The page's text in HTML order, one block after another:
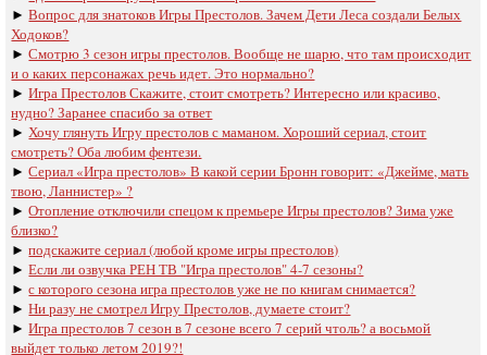
►Вопрос для знатоков Игры Престолов. Зачем Дети Леса создали Белых
Ходоков?
►Смотрю 3 сезон игры престолов. Вообще не шарю, что там происходит
и о каких персонажах речь идет. Это нормально?
►Игра Престолов Скажите, стоит смотреть? Интересно или красиво,
нудно? Заранее спасибо за ответ
► Хочу глянуть Игру престолов с маманом. Хороший сериал, стоит
смотреть? Оба любим фентези.
►Сериал «Игра престолов» В какой серии Бронн говорит: «Джейме, мать
твою, Ланнистер» ?
►Отопление отключили спецом к премьере Игры престолов? Зима уже
близко?
►подскажите сериал (любой кроме игры престолов)
►Если ли озвучка РЕН ТВ "Игра престолов" 4-7 сезоны?
►с которого сезона игра престолов уже не по книгам снимается?
►Ни разу не смотрел Игру Престолов, думаете стоит?
►Игра престолов 7 сезон в 7 сезоне всего 7 серий чтоль? а восьмой
выйдет только летом 2019?!